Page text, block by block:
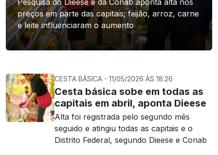
Pesquisa do Dieese e da Conab aponta alta nos
preços em parte das capitais; feijão, arroz, carne
e leite influenciaram o aumento
CESTA BÁSICA - 11/05/2026 ÀS 18:26
Cesta básica sobe em todas as
capitais em abril, aponta Dieese
Alta foi registrada pelo segundo mês
seguido e atingiu todas as capitais e o
Distrito Federal, segundo Dieese e Conab